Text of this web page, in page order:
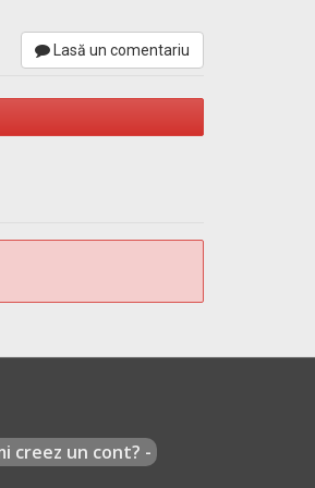
Lasă un comentariu
creez un cont? -